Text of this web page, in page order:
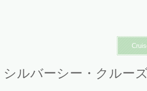
シルバーシー・クルー